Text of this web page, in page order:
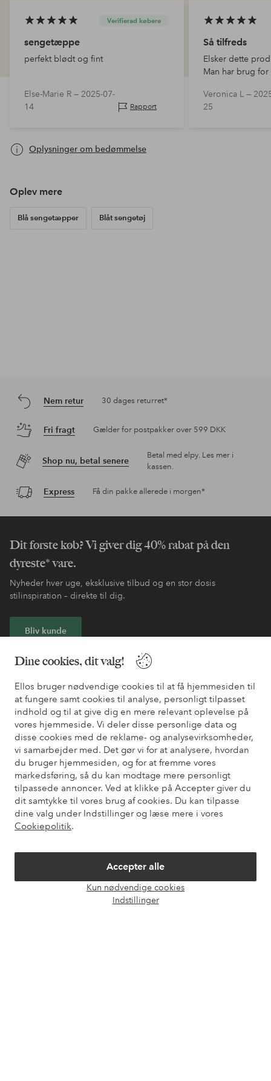
Dine cookies, dit valg!
Ellos bruger nødvendige cookies til at få hjemmesiden til
at fungere samt cookies til analyse, personligt tilpasset
indhold og til at give dig en mere relevant oplevelse på
vores hjemmeside. Vi deler disse personlige data og
disse cookies med de reklame- og analysevirksomheder,
vi samarbejder med. Det gør vi for at analysere, hvordan
du bruger hjemmesiden, og for at fremme vores
markedsføring, så du kan modtage mere personligt
tilpassede annoncer. Ved at klikke på Accepter giver du
dit samtykke til vores brug af cookies. Du kan tilpasse
dine valg under Indstillinger og læse mere i vores
Cookiepolitik.
Accepter alle
Kun nødvendige cookies
Indstillinger
Verifierad købere
sengetæppe
perfekt blødt og fint
Else-Marie R — 2025-07-
14
Rapport
Så tilfreds
Elsker dette
Man har brug
Veronica L —
25
Oplysninger om bedømmelse
Oplev mere
Blå sengetæpper Blåt sengetøj
Nem retur 30 dages returret*
Fri fragt Gælder for postpakker over 599 DKK
Shop nu, betal senere
Betal med elpy. Les mer i
kassen.
Express Få din pakke allerede i morgen*
Dit første køb? Vi giver dig 40% rabat på den
dyreste* vare.
Nyheder hver uge, eksklusive tilbud og en stor dosis
stilinspiration – direkte til dig.
Bliv kunde
* Se tilbudsbetingelser ved registrering
Har du brug for hjælp?
Du kan finde svar på de oftest stillede spørgsmål i vores FAQ.
Du kan også finde oplysninger om, hvordan du kontakter os.
Kundeservice Bestilling Betalingsmåde
Mine sider
Om Ellos